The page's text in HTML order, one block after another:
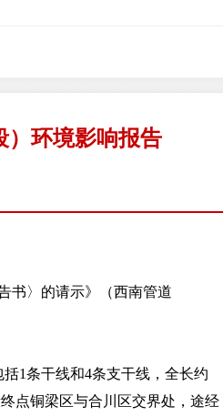
）环境影响报告
〉的请示》（西南管道
1条干线和4条支干线，全长约
点铜梁区与合川区交界处，途经